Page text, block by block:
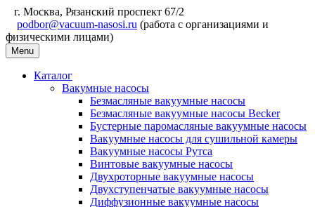
г. Москва, Рязанский проспект 67/2
podbor@vacuum-nasosi.ru (работа с организациями и
физическими лицами)
Menu
Каталог
Вакумные насосы
Безмасляные вакуумные насосы
Безмасляные вакуумные насосы Becker
Бустерные паромасляные вакуумные насосы
Вакуумные насосы для сушильной камеры
Вакуумные насосы Рутса
Винтовые вакуумные насосы
Двухроторные вакуумные насосы
Двухступенчатые вакуумные насосы
Диффузионные вакуумные насосы